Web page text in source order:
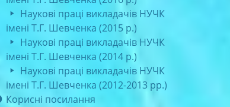
Наукові праці викладачів НУЧК
імені Т.Г. Шевченка (2015 р.)
Наукові праці викладачів НУЧК
імені Т.Г. Шевченка (2014 р.)
Наукові праці викладачів НУЧК
імені Т.Г. Шевченка (2012-2013 рр.)
Корисні посилання